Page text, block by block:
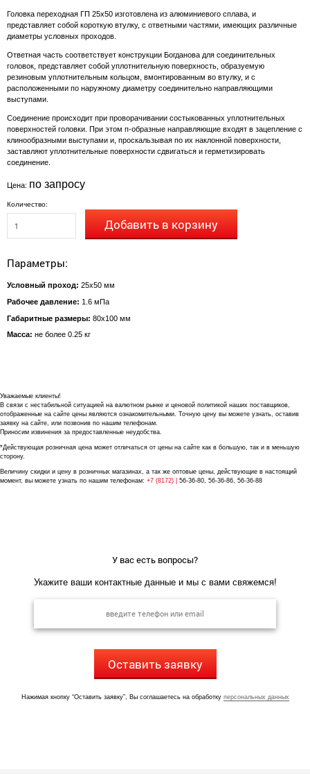
Головка переходная ГП 25х50 изготовлена из алюминиевого сплава, и
представляет собой короткую втулку, с ответными частями, имеющих различные
диаметры условных проходов.
Ответная часть соответствует конструкции Богданова для соединительных
головок, представляет собой уплотнительную поверхность, образуемую
резиновым уплотнительным кольцом, вмонтированным во втулку, и с
расположенными по наружному диаметру соединительно направляющими
выступами.
Соединение происходит при проворачивании состыкованных уплотнительных
поверхностей головки. При этом п-образные направляющие входят в зацепление с
клинообразными выступами и, проскальзывая по их наклонной поверхности,
заставляют уплотнительные поверхности сдвигаться и герметизировать
соединение.
Цена: по запросу
Количество:
Добавить в корзину
Параметры:
Условный проход: 25x50 мм
Рабочее давление: 1.6 мПа
Габаритные размеры: 80х100 мм
масса: не более 0.25 кг
Уважаемые клиенты!
В связи с нестабильной ситуацией на валютном рынке и ценовой политикой наших поставщиков,
отображенные на сайте цены являются ознакомительными. Точную цену вы можете узнать, оставив
заявку на сайте, или позвонив по нашим телефонам.
Приносим извинения за предоставленные неудобства.
*Действующая розничная цена может отличаться от цены на сайте как в большую, так и в меньшую
сторону.
Величину скидки и цену в розничных магазинах, а так же оптовые цены, действующие в настоящий
момент, вы можете узнать по нашим телефонам: +7 (8172) | 56-36-80, 56-36-86, 56-36-88
У вас есть вопросы?
Укажите ваши контактные данные и мы с вами свяжемся!
Оставить заявку
Нажимая кнопку “Оставить заявку”, Вы соглашаетесь на обработку персональных данных